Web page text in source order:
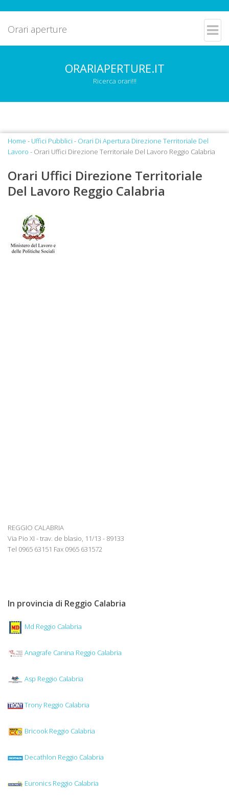
Orari aperture
ORARIAPERTURE.IT
Ricerca orari!!!
Home - Uffici Pubblici - Orari Di Apertura Direzione Territoriale Del
Lavoro - Orari Uffici Direzione Territoriale Del Lavoro Reggio Calabria
Orari Uffici Direzione Territoriale
Del Lavoro Reggio Calabria
REGGIO CALABRIA
Via Pio XI - trav. de blasio, 11/13 - 89133
Tel 0965 63151 Fax 0965 631572
In provincia di Reggio Calabria
Md Reggio Calabria
Anagrafe Canina Reggio Calabria
Asp Reggio Calabria
Trony Reggio Calabria
Bricook Reggio Calabria
Decathlon Reggio Calabria
Euronics Reggio Calabria